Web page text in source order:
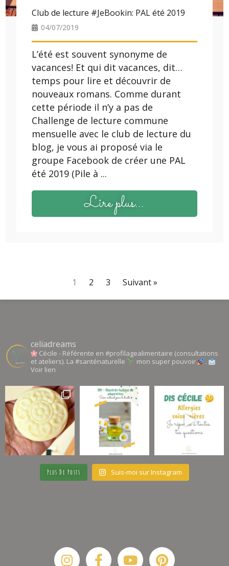
Club de lecture #JeBookin: PAL été 2019
04/07/2019
L’été est souvent synonyme de
vacances! Et qui dit vacances, dit…
temps pour lire et découvrir de
nouveaux romans. Comme durant
cette période il n’y a pas de
Challenge de lecture commune
mensuelle avec le club de lecture du
blog, je vous ai proposé via le
groupe Facebook de créer une PAL
été 2019 (Pile à ...
Lire plus...
1 2 3 Suivant »
celiadreams
Cécile - Référente en #profilagealimentaire (consultations
et ateliers). La #santénaturelle
mon super pouvoir
.
Voir lien
Plus De Posts Suis-moi sur Instagram
InstagramFacebook-
f
YoutubePinterest